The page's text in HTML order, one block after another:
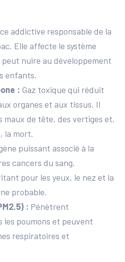
addictive responsable de la
Elle affecte le système
nuire au développement
enfants.
: Gaz toxique qui réduit
organes et aux tissus. Il
maux de tête, des vertiges et,
la mort.
puissant associé à la
cancers du sang.
pour les yeux, le nez et la
probable.
: Pénètrent
les poumons et peuvent
respiratoires et